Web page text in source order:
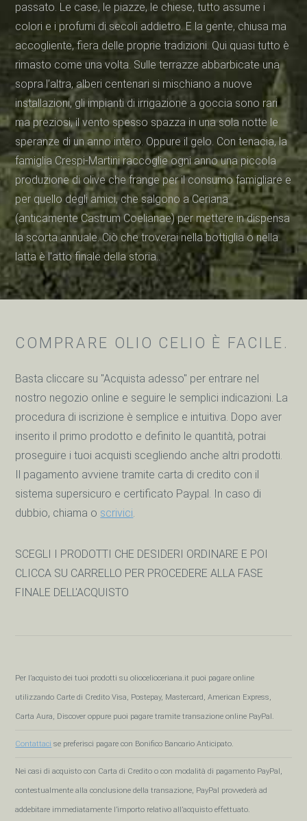
passato. Le case, le piazze, le chiese, tutto assume i
colori e i profumi di secoli addietro. E la gente, chiusa ma
accogliente, fiera delle proprie tradizioni. Qui quasi tutto è
rimasto come una volta. Sulle terrazze abbarbicate una
sopra l’altra, alberi centenari si mischiano a nuove
installazioni, gli impianti di irrigazione a goccia sono rari
ma preziosi, il vento spesso spazza in una sola notte le
speranze di un anno intero. Oppure il gelo. Con tenacia, la
famiglia Crespi-Martini raccoglie ogni anno una piccola
produzione di olive che frange per il consumo famigliare e
per quello degli amici, che salgono a Ceriana
(anticamente Castrum Coelianae) per mettere in dispensa
la scorta annuale. Ciò che troverai nella bottiglia o nella
latta è l'atto finale della storia..
COMPRARE OLIO CELIO È FACILE.
Basta cliccare su "Acquista adesso" per entrare nel
nostro negozio online e seguire le semplici indicazioni. La
procedura di iscrizione è semplice e intuitiva. Dopo aver
inserito il primo prodotto e definito le quantità, potrai
proseguire i tuoi acquisti scegliendo anche altri prodotti.
Il pagamento avviene tramite carta di credito con il
sistema supersicuro e certificato Paypal. In caso di
dubbio, chiama o scrivici
SCEGLI I PRODOTTI CHE DESIDERI ORDINARE E POI
CLICCA SU CARRELLO PER PROCEDERE ALLA FASE
FINALE DELL'ACQUISTO
Per l’acquisto dei tuoi prodotti su oliocelioceriana.it puoi pagare online
utilizzando Carte di Credito Visa, Postepay, Mastercard, American Express,
Carta Aura, Discover oppure puoi pagare tramite transazione online PayPal.
Contattaci se preferisci pagare con Bonifico Bancario Anticipato.
Nei casi di acquisto con Carta di Credito o con modalità di pagamento PayPal,
contestualmente alla conclusione della transazione, PayPal provvederà ad
addebitare immediatamente l’importo relativo all’acquisto effettuato.